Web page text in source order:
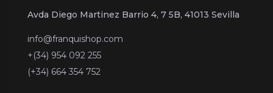
Avda Diego Martinez Barrio 4, 7 5B, 41013 Sevilla
info@franquishop.com
+(34) 954 092 255
(+34) 664 354 752